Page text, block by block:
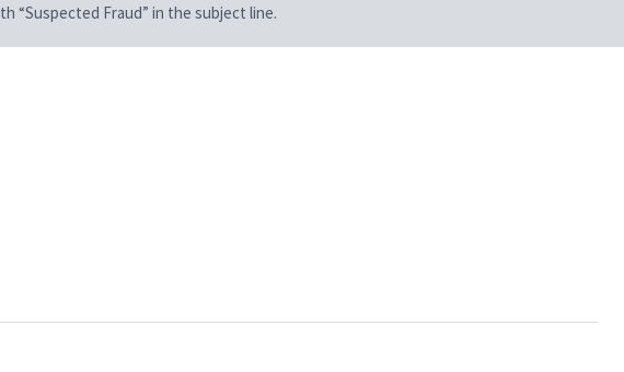
“Suspected Fraud” in the subject line.